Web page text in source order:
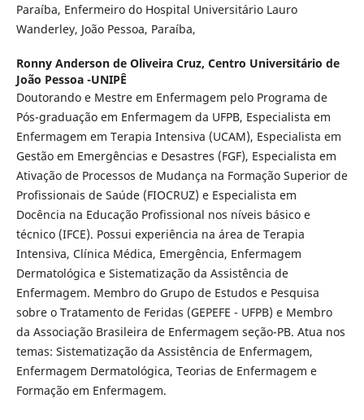
Paraíba, Enfermeiro do Hospital Universitário Lauro
Wanderley, João Pessoa, Paraíba,
Ronny Anderson de Oliveira Cruz, Centro Universitário de
João Pessoa -UNIPÊ
Doutorando e Mestre em Enfermagem pelo Programa de
Pós-graduação em Enfermagem da UFPB, Especialista em
Enfermagem em Terapia Intensiva (UCAM), Especialista em
Gestão em Emergências e Desastres (FGF), Especialista em
Ativação de Processos de Mudança na Formação Superior de
Profissionais de Saúde (FIOCRUZ) e Especialista em
Docência na Educação Profissional nos níveis básico e
técnico (IFCE). Possui experiência na área de Terapia
Intensiva, Clínica Médica, Emergência, Enfermagem
Dermatológica e Sistematização da Assistência de
Enfermagem. Membro do Grupo de Estudos e Pesquisa
sobre o Tratamento de Feridas (GEPEFE - UFPB) e Membro
da Associação Brasileira de Enfermagem seção-PB. Atua nos
temas: Sistematização da Assistência de Enfermagem,
Enfermagem Dermatológica, Teorias de Enfermagem e
Formação em Enfermagem.